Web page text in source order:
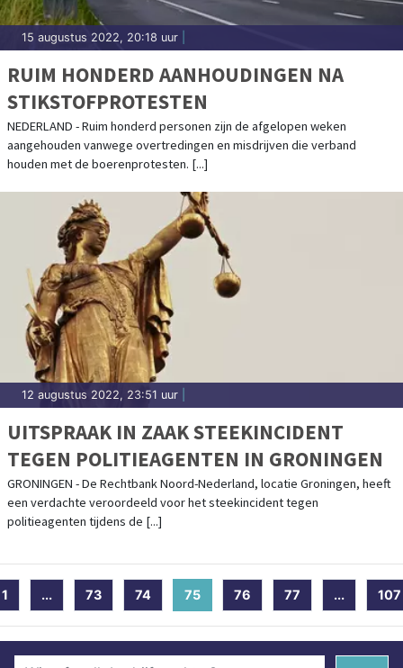
15 augustus 2022, 20:18 uur
RUIM HONDERD AANHOUDINGEN NA
STIKSTOFPROTESTEN
NEDERLAND - Ruim honderd personen zijn de afgelopen weken
aangehouden vanwege overtredingen en misdrijven die verband
houden met de boerenprotesten. [...]
12 augustus 2022, 23:51 uur
UITSPRAAK IN ZAAK STEEKINCIDENT
TEGEN POLITIEAGENTEN IN GRONINGEN
GRONINGEN - De Rechtbank Noord-Nederland, locatie Groningen, heeft
een verdachte veroordeeld voor het steekincident tegen
politieagenten tijdens de [...]
1 ... 73 74 75 (current)
76 77 ... 107